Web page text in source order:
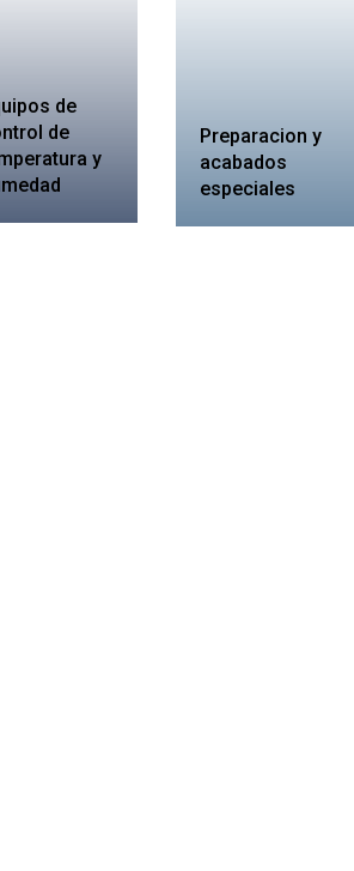
de
de
y
Preparacion y
acabados
especiales